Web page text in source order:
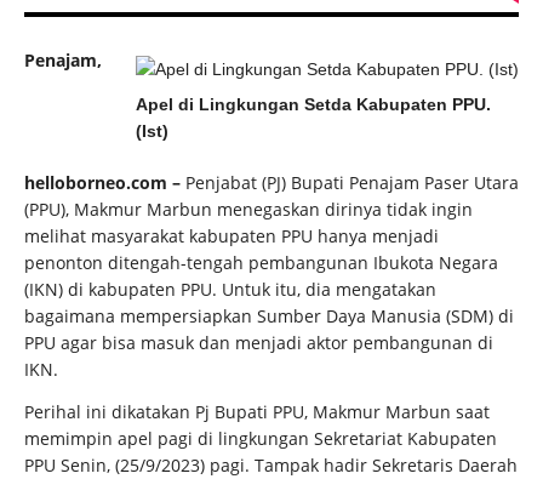
Apel di Lingkungan Setda Kabupaten PPU.
(Ist)
Penajam,
helloborneo.com – Penjabat (PJ) Bupati Penajam Paser Utara
(PPU), Makmur Marbun menegaskan dirinya tidak ingin
melihat masyarakat kabupaten PPU hanya menjadi
penonton ditengah-tengah pembangunan Ibukota Negara
(IKN) di kabupaten PPU. Untuk itu, dia mengatakan
bagaimana mempersiapkan Sumber Daya Manusia (SDM) di
PPU agar bisa masuk dan menjadi aktor pembangunan di
IKN.
Perihal ini dikatakan Pj Bupati PPU, Makmur Marbun saat
memimpin apel pagi di lingkungan Sekretariat Kabupaten
PPU Senin, (25/9/2023) pagi. Tampak hadir Sekretaris Daerah